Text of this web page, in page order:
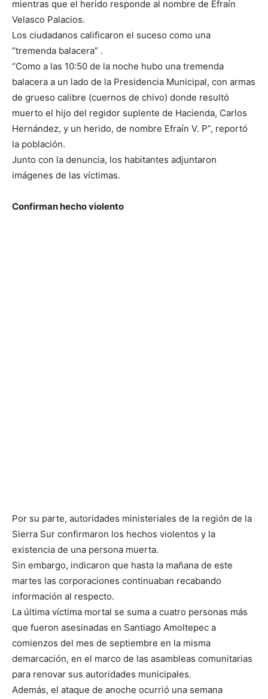
mientras que el herido responde al nombre de Efraín
Velasco Palacios.
Los ciudadanos calificaron el suceso como una
“tremenda balacera” .
“Como a las 10:50 de la noche hubo una tremenda
balacera a un lado de la Presidencia Municipal, con armas
de grueso calibre (cuernos de chivo) donde resultó
muerto el hijo del regidor suplente de Hacienda, Carlos
Hernández, y un herido, de nombre Efraín V. P”, reportó
la población.
Junto con la denuncia, los habitantes adjuntaron
imágenes de las víctimas.
Confirman hecho violento
Por su parte, autoridades ministeriales de la región de la
Sierra Sur confirmaron los hechos violentos y la
existencia de una persona muerta.
Sin embargo, indicaron que hasta la mañana de este
martes las corporaciones continuaban recabando
información al respecto.
La última víctima mortal se suma a cuatro personas más
que fueron asesinadas en Santiago Amoltepec a
comienzos del mes de septiembre en la misma
demarcación, en el marco de las asambleas comunitarias
para renovar sus autoridades municipales.
Además, el ataque de anoche ocurrió una semana